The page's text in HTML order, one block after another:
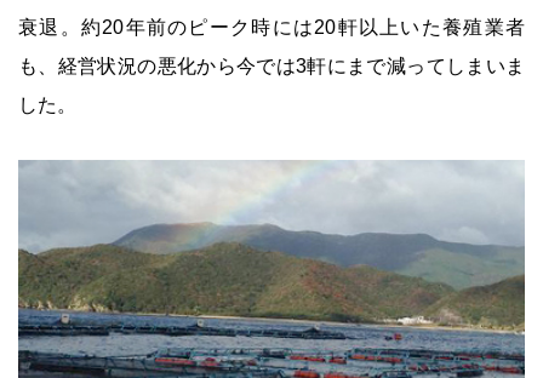
衰退。約20年前のピーク時には20軒以上いた養殖業者
も、経営状況の悪化から今では3軒にまで減ってしまいま
した。